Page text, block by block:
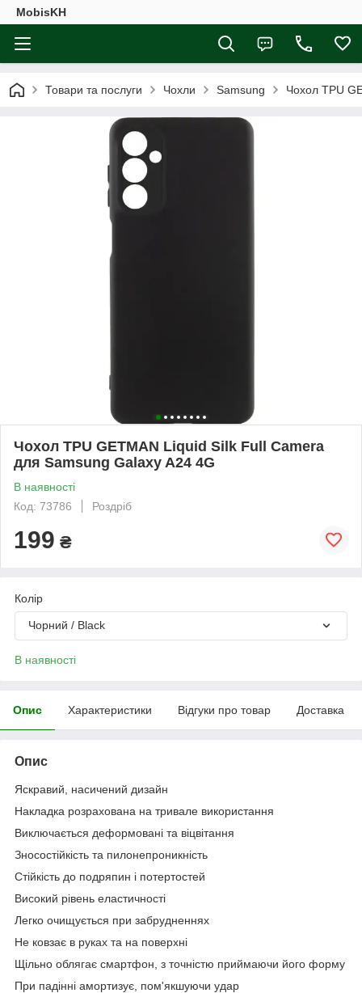
MobisKH
Товари та послуги Чохли Samsung Чохол TPU
Чохол TPU GETMAN Liquid Silk Full Camera
для Samsung Galaxy A24 4G
В наявності
Код: 73786
Роздріб
199 ₴
Колір
Чорний / Black
В наявності
Опис Характеристики Відгуки про товар Доставка
Опис
Яскравий, насичений дизайн
Накладка розрахована на тривале використання
Виключається деформовані та віцвітання
Зносостійкість та пилонепроникність
Стійкість до подряпин і потертостей
Високий рівень еластичності
Легко очищується при забрудненнях
Не ковзає в руках та на поверхні
Щільно облягає смартфон, з точністю приймаючи його форму
При падінні амортизує, пом'якшуючи удар